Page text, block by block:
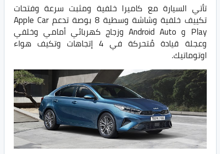
تأتي السيارة مع كاميرا خلفية ومثبت سرعة وفتحات
تكييف خلفية وشاشة وسطية 8 بوصة تدعم Apple Car
Play و Android Auto وزجاج كهربائي أمامي وخلفي
وعجلة قيادة مُتحركة في 4 إتجاهات وتكيف هواء
اوتوماتيك.